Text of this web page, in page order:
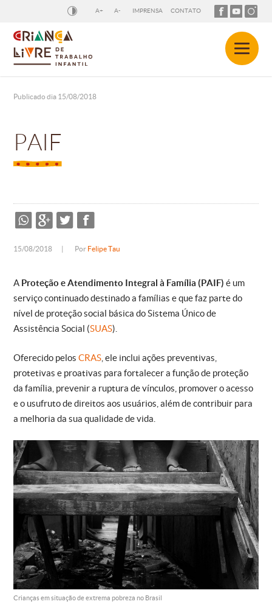
A+ A- IMPRENSA CONTATO
Publicado dia 15/08/2018
PAIF
15/08/2018 | Por Felipe Tau
A Proteção e Atendimento Integral à Família (PAIF) é um
serviço continuado destinado a famílias e que faz parte do
nível de proteção social básica do Sistema Único de
Assistência Social (SUAS).
Oferecido pelos CRAS , ele inclui ações preventivas,
protetivas e proativas para fortalecer a função de proteção
da família, prevenir a ruptura de vínculos, promover o acesso
e o usufruto de direitos aos usuários, além de contribuir para
a melhoria da sua qualidade de vida.
Crianças em situação de extrema pobreza no Brasil